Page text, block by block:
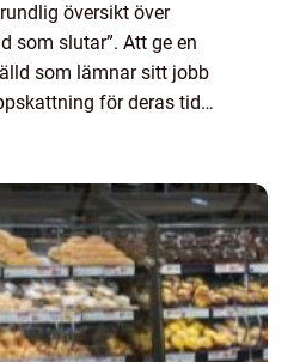
översikt över
som slutar”. Att ge en
som lämnar sitt jobb
för deras tid